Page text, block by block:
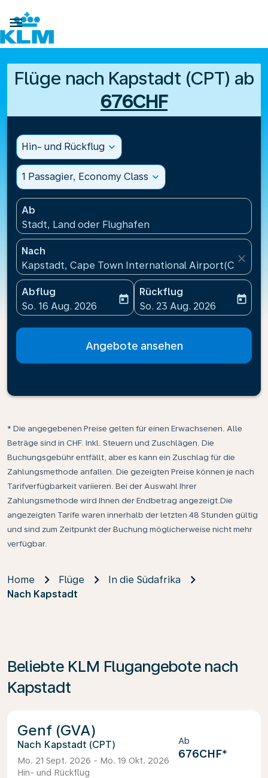

Flüge nach Kapstadt (CPT) ab
676CHF
Hin- und Rückflug expand_more
1 Passagier, Economy Class expand_more
Ab
Stadt, Land oder Flughafen
Nach
Kapstadt, Cape Town International Airport(CPT),
close
Abflug
fc-booking-departure-date-aria-label
So. 16 Aug. 2026
today
Rückflug
fc-booking-return-date-
So. 23 Aug. 2026
today
Angebote ansehen
* Die angegebenen Preise gelten für einen Erwachsenen. Alle
Beträge sind in CHF. Inkl. Steuern und Zuschlägen. Die
Buchungsgebühr entfällt, aber es kann ein Zuschlag für die
Zahlungsmethode anfallen. Die gezeigten Preise können je nach
Tarifverfügbarkeit variieren. Bei der Auswahl Ihrer
Zahlungsmethode wird Ihnen der Endbetrag angezeigt.Die
angezeigten Tarife waren innerhalb der letzten 48 Stunden gültig
und sind zum Zeitpunkt der Buchung möglicherweise nicht mehr
verfügbar.
Home Flüge
In die Südafrika
Nach Kapstadt
Beliebte KLM Flugangebote nach
Kapstadt
Genf (GVA)
Kapstadt (CPT)
Mo. 21 Sept. 2026 - Mo. 19 Okt. 2026
Hin- und Rückflug
Ab
676CHF*